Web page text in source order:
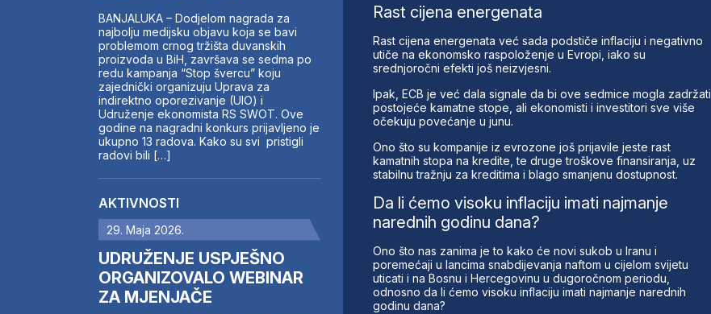
BANJALUKA – Dodjelom nagrada za
najbolju medijsku objavu koja se bavi
problemom crnog tržišta duvanskih
proizvoda u BiH, završava se sedma po
redu kampanja “Stop švercu” koju
zajednički organizuju Uprava za
indirektno oporezivanje (UIO) i
Udruženje ekonomista RS SWOT. Ove
godine na nagradni konkurs prijavljeno je
ukupno 13 radova. Kako su svi pristigli
radovi bili […]
AKTIVNOSTI
29. Maja 2026.
UDRUŽENJE USPJEŠNO
ORGANIZOVALO WEBINAR
ZA MJENJAČE
Rast cijena energenata
Rast cijena energenata već sada podstiče inflaciju i negativno
utiče na ekonomsko raspoloženje u Evropi, iako su
srednjoročni efekti još neizvjesni.
Ipak, ECB je već dala signale da bi ove sedmice mogla zadržati
postojeće kamatne stope, ali ekonomisti i investitori sve više
očekuju povećanje u junu.
Ono što su kompanije iz evrozone još prijavile jeste rast
kamatnih stopa na kredite, te druge troškove finansiranja, uz
stabilnu tražnju za kreditima i blago smanjenu dostupnost.
Da li ćemo visoku inflaciju imati najmanje
narednih godinu dana?
Ono što nas zanima je to kako će novi sukob u Iranu i
poremećaji u lancima snabdijevanja naftom u cijelom svijetu
uticati i na Bosnu i Hercegovinu u dugoročnom periodu,
odnosno da li ćemo visoku inflaciju imati najmanje narednih
godinu dana?